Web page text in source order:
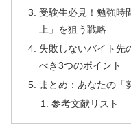
受験生必見！勉強時
上」を狙う戦略
失敗しないバイト先
べき3つのポイント
まとめ：あなたの「
参考文献リスト